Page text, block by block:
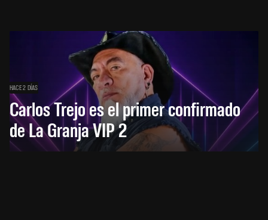
HACE 2 DÍAS
Carlos Trejo es el primer confirmado
de La Granja VIP 2